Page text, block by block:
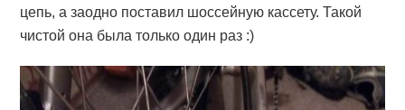
цепь, а заодно поставил шоссейную кассету. Такой
чистой она была только один раз :)